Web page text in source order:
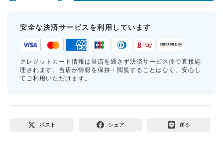
安全な決済サービスを利用しています
クレジットカード情報は当店を通さず決済サービス側で直接処
理されます。当店が情報を保持・閲覧することはなく、安心し
てご利用いただけます。
ポスト シェア 送る